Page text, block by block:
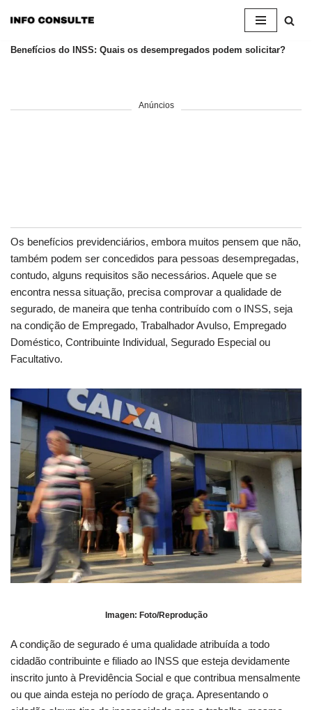
para
Benefícios do INSS: Quais os desempregados podem solicitar?
Anúncios
Os benefícios previdenciários, embora muitos pensem que não,
também podem ser concedidos para pessoas desempregadas,
contudo, alguns requisitos são necessários. Aquele que se
encontra nessa situação, precisa comprovar a qualidade de
segurado, de maneira que tenha contribuído com o INSS, seja
na condição de Empregado, Trabalhador Avulso, Empregado
Doméstico, Contribuinte Individual, Segurado Especial ou
Facultativo.
Imagen: Foto/Reprodução
A condição de segurado é uma qualidade atribuída a todo
cidadão contribuinte e filiado ao INSS que esteja devidamente
inscrito junto à Previdência Social e que contribua mensalmente
ou que ainda esteja no período de graça. Apresentando o